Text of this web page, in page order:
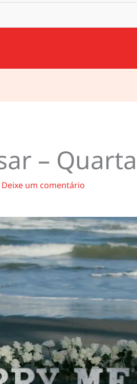
–
Deixe um comentário